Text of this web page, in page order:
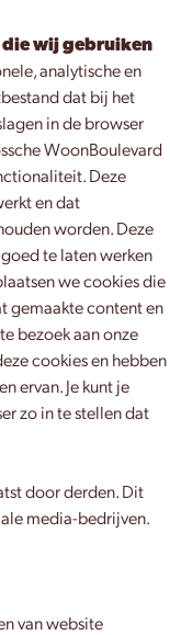
wij gebruiken
analytische en
dat bij het
in de browser
WoonBoulevard
Deze
en dat
worden. Deze
te laten werken
we cookies die
gemaakte content en
bezoek aan onze
cookies en hebben
ervan. Je kunt je
zo in te stellen dat
door derden. Dit
media-bedrijven.
van website